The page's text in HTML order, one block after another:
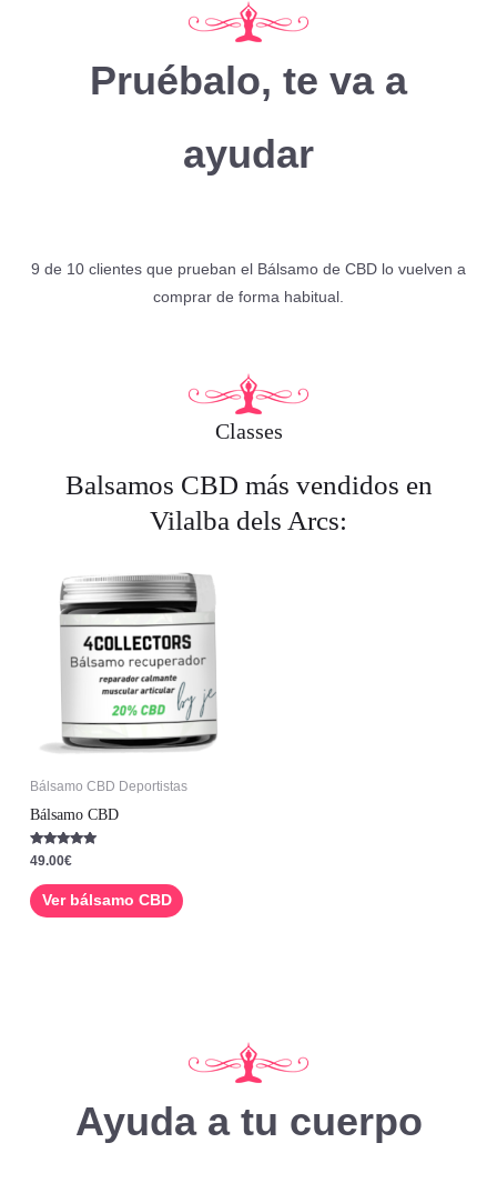
Pruébalo, te va a
ayudar
9 de 10 clientes que prueban el Bálsamo de CBD lo vuelven a
comprar de forma habitual.
Classes
Balsamos CBD más vendidos en
Vilalba dels Arcs:
Bálsamo CBD Deportistas
Bálsamo CBD
Valorado con
5.00
de 5
49.00€
Ver bálsamo CBD
Ayuda a tu cuerpo